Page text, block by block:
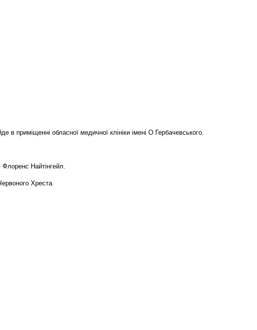
в приміщенні обласної медичної клініки імені О.Гербачевського.
Найтінгейл.
Хреста.